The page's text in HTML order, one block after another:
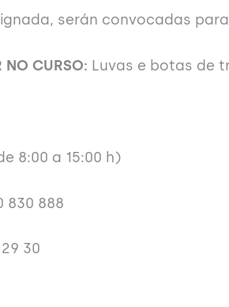
serán convocadas
NO CURSO: Luvas e botas de
8:00 a 15:00 h)
830 888
30